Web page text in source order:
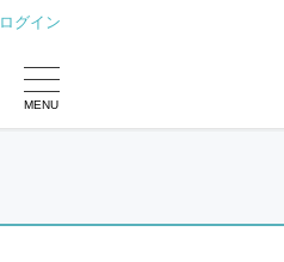
ログイン
MENU